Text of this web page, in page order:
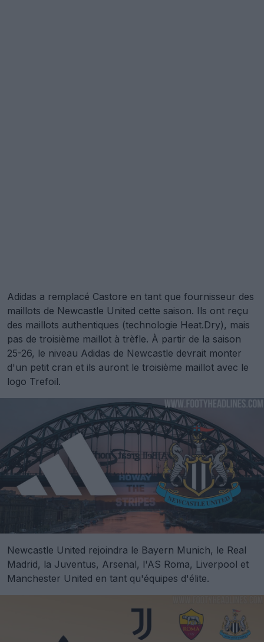
Adidas a remplacé Castore en tant que fournisseur des
maillots de Newcastle United cette saison. Ils ont reçu
des maillots authentiques (technologie Heat.Dry), mais
pas de troisième maillot à trèfle. À partir de la saison
25-26, le niveau Adidas de Newcastle devrait monter
d'un petit cran et ils auront le troisième maillot avec le
logo Trefoil.
Newcastle United rejoindra le Bayern Munich, le Real
Madrid, la Juventus, Arsenal, l'AS Roma, Liverpool et
Manchester United en tant qu'équipes d'élite.